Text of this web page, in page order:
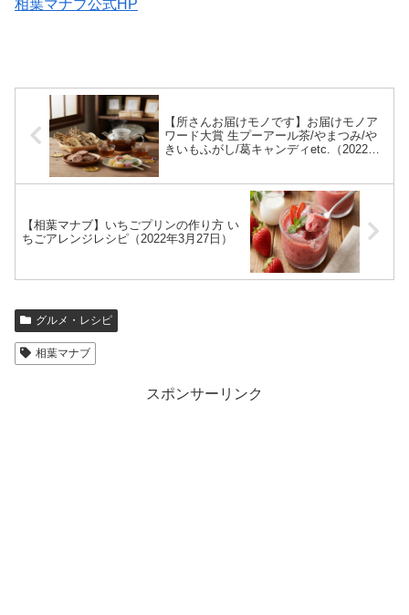
相葉マナブ公式HP
【所さんお届けモノです】お届けモノア
ワード大賞 生プーアール茶/やまつみ/や
きいもふがし/葛キャンディetc.（2022年3
【相葉マナブ】いちごプリンの作り方 い
ちごアレンジレシピ（2022年3月27日）
グルメ・レシピ
相葉マナブ
スポンサーリンク